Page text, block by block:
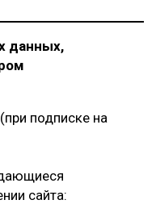
данных,
подписке на
сайта: